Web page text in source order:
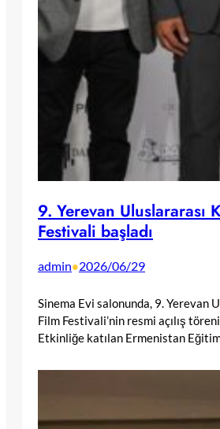
9. Yerevan Uluslararası
Festivali başladı
admin•2026/06/29
Sinema Evi salonunda, 9. Yerevan
Film Festivali’nin resmi açılış
Etkinliğe katılan Ermenistan